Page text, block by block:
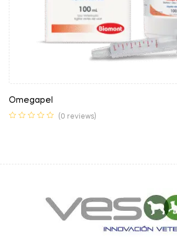
Omegapel
(0 reviews)